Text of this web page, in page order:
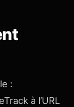
:
à l’URL